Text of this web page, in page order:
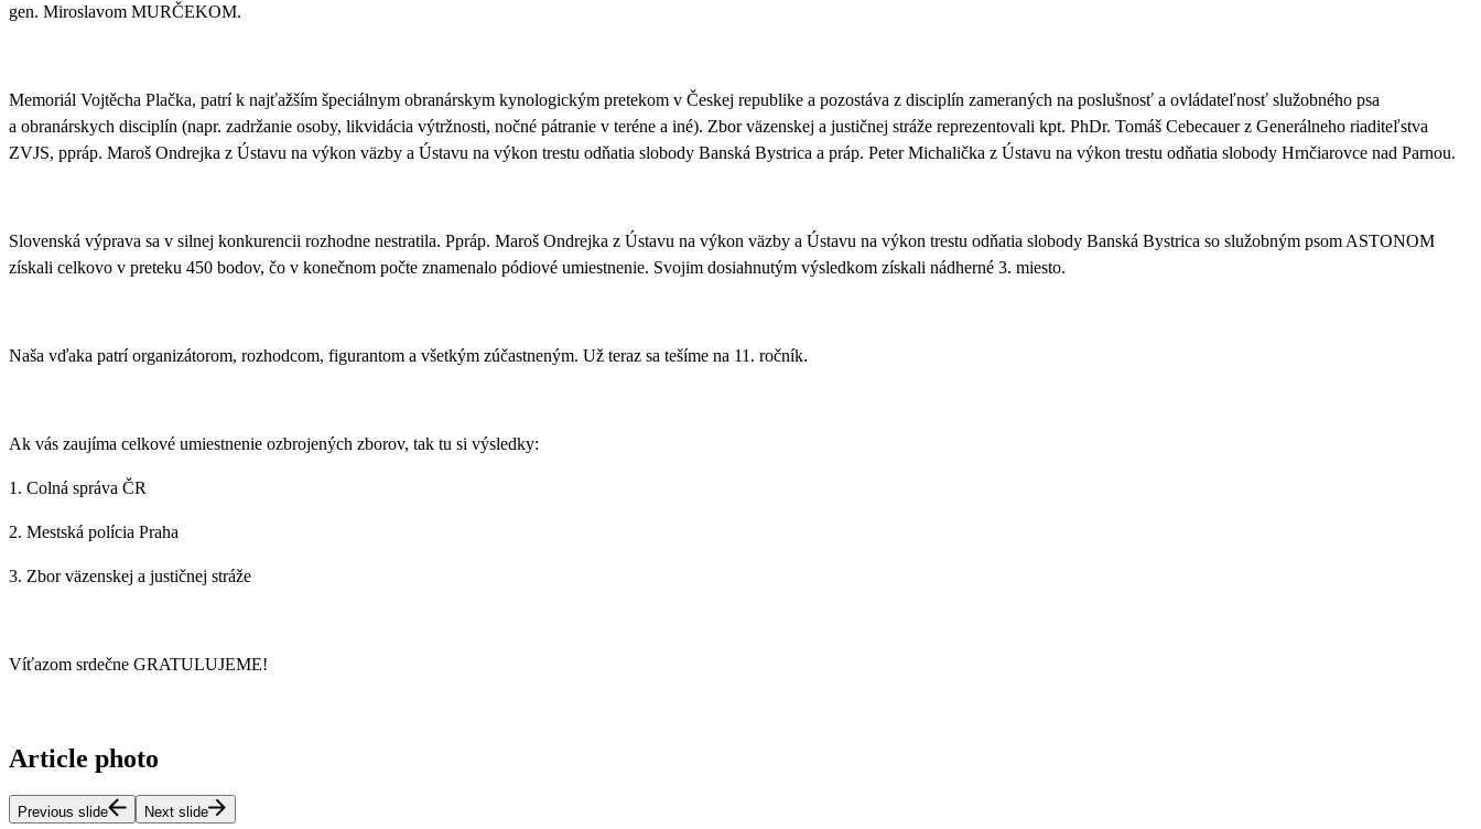
gen. Miroslavom MURČEKOM.
Memoriál Vojtěcha Plačka, patrí k najťažším špeciálnym obranárskym kynologickým pretekom v Českej republike a pozostáva z disciplín zameraných na poslušnosť a ovládateľnosť služobného psa
a obranárskych disciplín (napr. zadržanie osoby, likvidácia výtržnosti, nočné pátranie v teréne a iné). Zbor väzenskej a justičnej stráže reprezentovali kpt. PhDr. Tomáš Cebecauer z Generálneho riaditeľstva
ZVJS, ppráp. Maroš Ondrejka z Ústavu na výkon väzby a Ústavu na výkon trestu odňatia slobody Banská Bystrica a práp. Peter Michalička z Ústavu na výkon trestu odňatia slobody Hrnčiarovce nad Parnou.
Slovenská výprava sa v silnej konkurencii rozhodne nestratila. Ppráp. Maroš Ondrejka z Ústavu na výkon väzby a Ústavu na výkon trestu odňatia slobody Banská Bystrica so služobným psom ASTONOM
získali celkovo v preteku 450 bodov, čo v konečnom počte znamenalo pódiové umiestnenie. Svojim dosiahnutým výsledkom získali nádherné 3. miesto.
Naša vďaka patrí organizátorom, rozhodcom, figurantom a všetkým zúčastneným. Už teraz sa tešíme na 11. ročník.
Ak vás zaujíma celkové umiestnenie ozbrojených zborov, tak tu si výsledky:
1. Colná správa ČR
2. Mestská polícia Praha
3. Zbor väzenskej a justičnej stráže
Víťazom srdečne GRATULUJEME!
Article photo
Previous slide Next slide